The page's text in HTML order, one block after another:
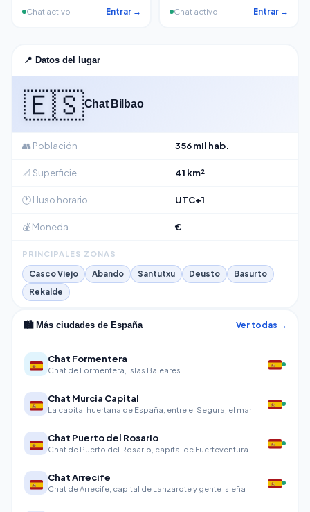
Canaria. Maspalomas, San
Chat activo Entrar →
Chat activo
Entrar →
📍 Datos del lugar
🇪🇸Chat Bilbao
👥 Población 356 mil hab.
📐 Superficie 41 km²
🕐 Huso horario UTC+1
💰 Moneda €
PRINCIPALES ZONAS
Casco Viejo Abando Santutxu Deusto
Basurto
Rekalde
🏙️ Más ciudades de España Ver todas →
Chat Formentera
Chat de Formentera, Islas Baleares
Chat Murcia Capital
La capital huertana de España, entre el Segura, el mar
Chat Puerto del Rosario
Chat de Puerto del Rosario, capital de Fuerteventura
Chat Arrecife
Chat de Arrecife, capital de Lanzarote y gente isleña